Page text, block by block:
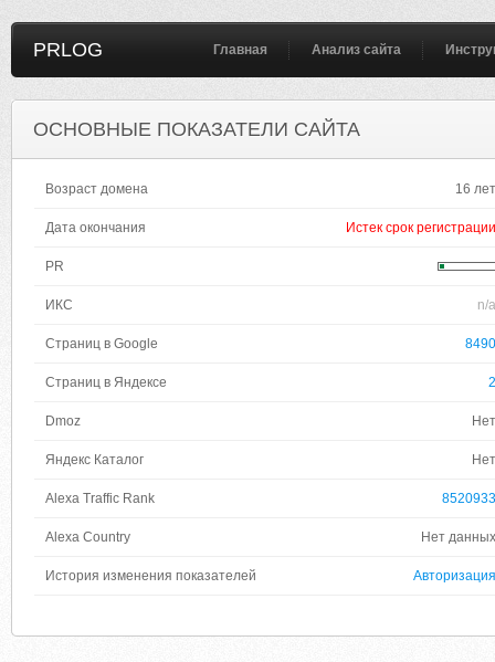
PRLOG Главная Анализ сайта
ОСНОВНЫЕ ПОКАЗАТЕЛИ САЙТА
Возраст домена 16 лет
Дата окончания Истек срок регистрации
PR
ИКС n/a
Страниц в Google 8490
Страниц в Яндексе 2
Dmoz Нет
Яндекс Каталог Нет
Alexa Traffic Rank 8520933
Alexa Country Нет данных
История изменения показателей Авторизация